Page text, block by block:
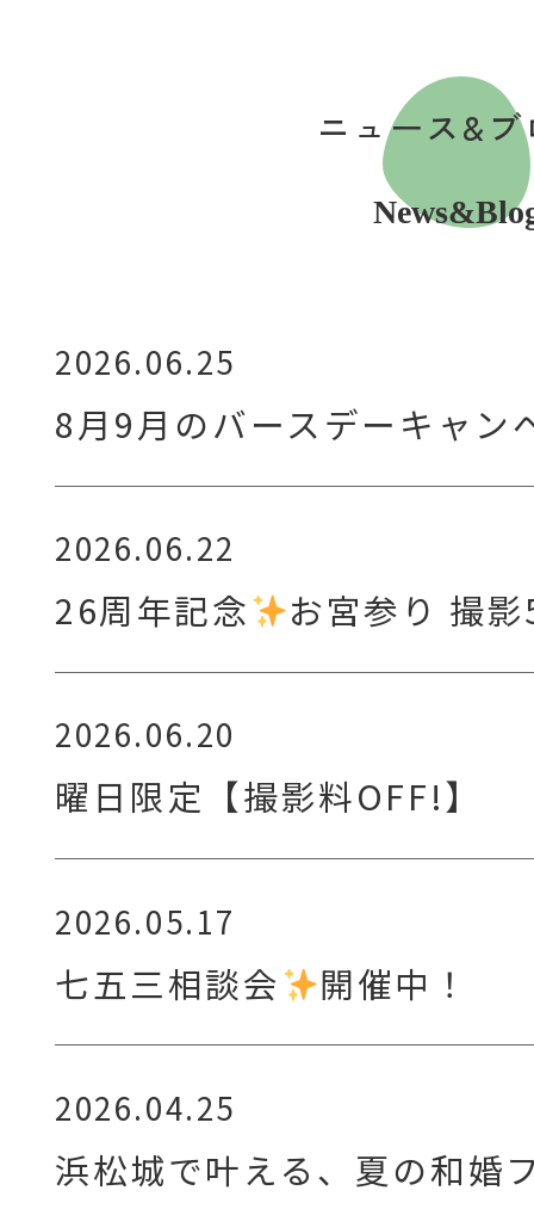
ニュース&
2026.06.25
8月9月のバースデーキャン
2026.06.22
26周年記念 お宮参り 撮
2026.06.20
曜日限定【撮影料OFF!】
2026.05.17
七五三相談会 開催中！
2026.04.25
浜松城で叶える、夏の和婚